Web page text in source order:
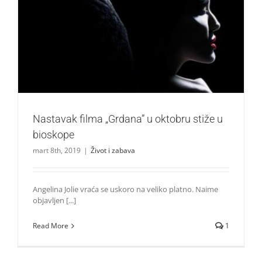
Nastavak filma „Grdana” u oktobru stiže u bioskope
Život i zabava
Nastavak filma „Grdana” u oktobru stiže u
bioskope
mart 8th, 2019 | Život i zabava
Angelina Jolie vraća se uskoro na veliko platno. Naime
objavljen [...]
Read More 1